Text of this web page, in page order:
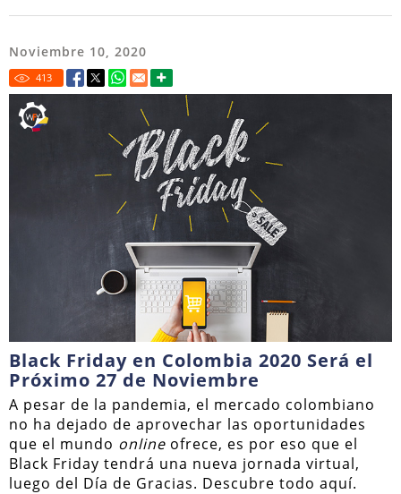
Noviembre 10, 2020
413
Black Friday en Colombia 2020 Será el
Próximo 27 de Noviembre
A pesar de la pandemia, el mercado colombiano
no ha dejado de aprovechar las oportunidades
que el mundo online ofrece, es por eso que el
Black Friday tendrá una nueva jornada virtual,
luego del Día de Gracias. Descubre todo aquí.